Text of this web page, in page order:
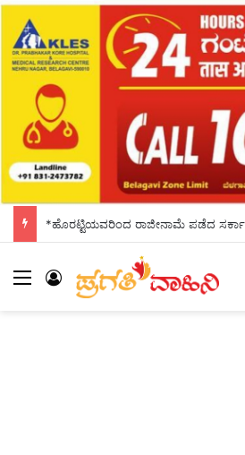
Menu Log In